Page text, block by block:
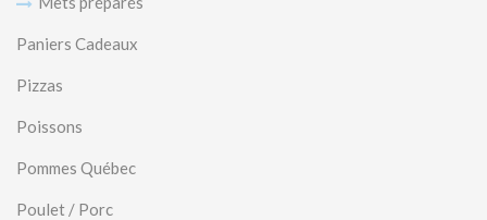
Paniers Cadeaux
Pizzas
Poissons
Pommes Québec
Poulet / Porc